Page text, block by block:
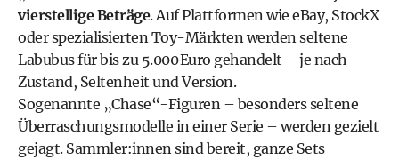
vierstellige Beträge. Auf Plattformen wie eBay, StockX
oder spezialisierten Toy-Märkten werden seltene
Labubus für bis zu 5.000 Euro gehandelt – je nach
Zustand, Seltenheit und Version.
Sogenannte „Chase“-Figuren – besonders seltene
Überraschungsmodelle in einer Serie – werden gezielt
gejagt. Sammler:innen sind bereit, ganze Sets